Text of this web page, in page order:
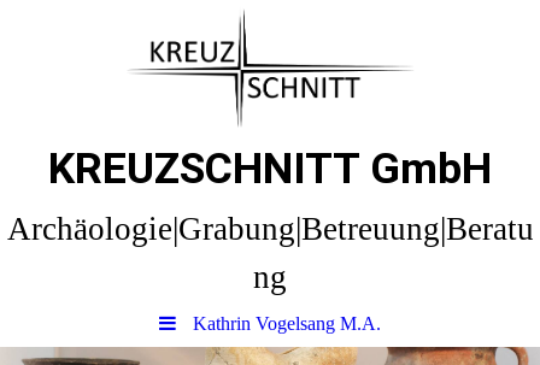
KREUZSCHNITT GmbH
Archäologie|Grabung|Betreuung|Beratu
ng
Kathrin Vogelsang M.A.